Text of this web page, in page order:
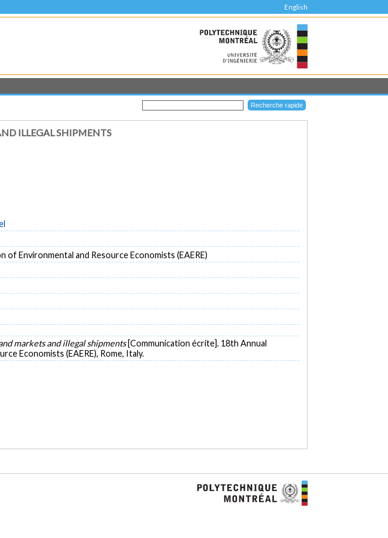
English
ILLEGAL SHIPMENTS
Environmental and Resource Economists (EAERE)
markets and illegal shipments [Communication écrite]. 18th Annual
Economists (EAERE), Rome, Italy.